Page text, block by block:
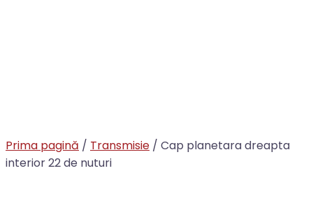
Prima pagină / Transmisie / Cap planetara dreapta
interior 22 de nuturi